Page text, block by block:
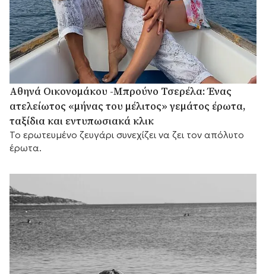
Αθηνά Οικονομάκου -Μπρούνο Τσερέλα: Ένας
ατελείωτος «μήνας του μέλιτος» γεμάτος έρωτα,
ταξίδια και εντυπωσιακά κλικ
Το ερωτευμένο ζευγάρι συνεχίζει να ζει τον απόλυτο
έρωτα.